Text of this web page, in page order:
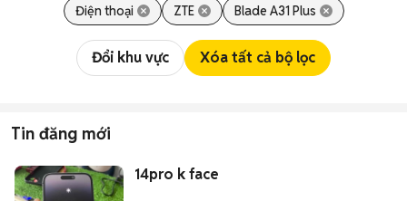
Điện thoại ZTE Blade A31 Plus
Đổi khu vực Xóa tất cả bộ lọc
Tin đăng mới
14pro k face